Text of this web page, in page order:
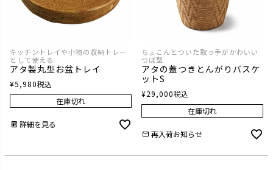
キッチントレイや小物の収納トレー
として使える
アタ製丸型お盆トレイ
¥5,980税込
在庫切れ
詳細を見る
ちょこんとついた取っ手がかわいい
つぼ型
アタの蓋つきとんがりバスケ
ットS
¥29,000税込
在庫切れ
再入荷お知らせ